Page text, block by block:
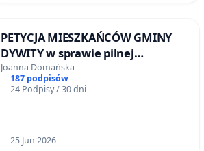
PETYCJA MIESZKAŃCÓW GMINY
DYWITY w sprawie pilnej
przebudowy skrzyżowania drogi
krajowej nr 51 z ulicami
świetlnej
Joanna Domańska
187 podpisów
24 Podpisy / 30 dni
25 Jun 2026